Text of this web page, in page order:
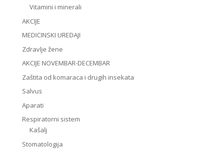
Vitamini i minerali
AKCIJE
MEDICINSKI UREDAJI
Zdravlje žene
AKCIJE NOVEMBAR-DECEMBAR
Zaštita od komaraca i drugih insekata
Salvus
Aparati
Respiratorni sistem
Kašalj
Stomatologija